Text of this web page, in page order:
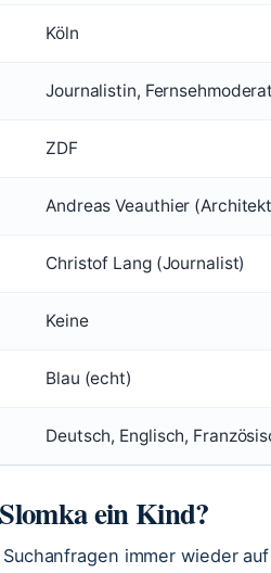
Köln
Journalistin,
ZDF
Andreas Veauthier
Christof Lang (Journalist)
Keine
Blau (echt)
Deutsch, Englisch,
ein Kind?
immer wieder